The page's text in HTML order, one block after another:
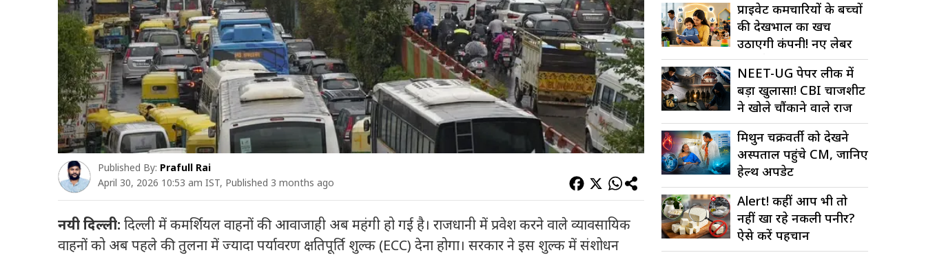
Published By: Prafull Rai
April 30, 2026 10:53 am IST, Published 3 months ago
नयी दिल्ली: दिल्ली में कमर्शियल वाहनों की आवाजाही अब महंगी हो गई है। राजधानी में प्रवेश करने वाले व्यावसायिक
वाहनों को अब पहले की तुलना में ज्यादा पर्यावरण क्षतिपूर्ति शुल्क (ECC) देना होगा। सरकार ने इस शुल्क में संशोधन
प्राइवेट कर्मचारियों के बच्चों
की देखभाल का खर्च
उठाएगी कंपनी! नए लेबर
कोड में बड़ा...
NEET-UG पेपर लीक में
बड़ा खुलासा! CBI चार्जशीट
ने खोले चौंकाने वाले राज
मिथुन चक्रवर्ती को देखने
अस्पताल पहुंचे CM, जानिए
हेल्थ अपडेट
Alert! कहीं आप भी तो
नहीं खा रहे नकली पनीर?
ऐसे करें पहचान